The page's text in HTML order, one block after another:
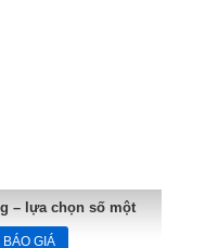
– lựa chọn số một
BÁO GIÁ